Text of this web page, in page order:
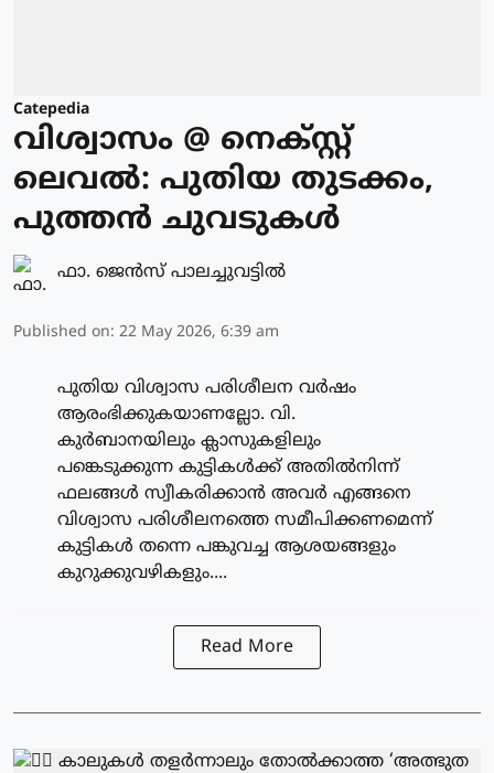
Catepedia
വിശ്വാസം @ നെക്സ്റ്റ്
ലെവൽ: പുതിയ തുടക്കം,
പുത്തൻ ചുവടുകൾ
ഫാ. ജെന്‍സ് പാലച്ചുവട്ടില്‍
Published on: 22 May 2026, 6:39 am
പുതിയ വിശ്വാസ പരിശീലന വർഷം
ആരംഭിക്കുകയാണല്ലോ. വി.
കുർബാനയിലും ക്ലാസുകളിലും
പങ്കെടുക്കുന്ന കുട്ടികൾക്ക് അതിൽനിന്ന്
ഫലങ്ങൾ സ്വീകരിക്കാൻ അവർ എങ്ങനെ
വിശ്വാസ പരിശീലനത്തെ സമീപിക്കണമെന്ന്
കുട്ടികൾ തന്നെ പങ്കുവച്ച ആശയങ്ങളും
കുറുക്കുവഴികളും....
Read More